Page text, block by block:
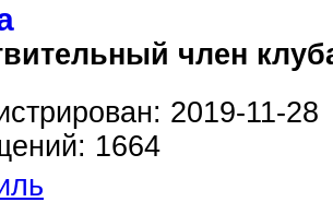
член
2019-11-28
1664